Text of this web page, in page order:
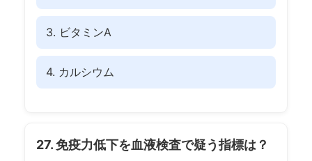
3. ビタミンA
4. カルシウム
27. 免疫力低下を血液検査で疑う指標は？